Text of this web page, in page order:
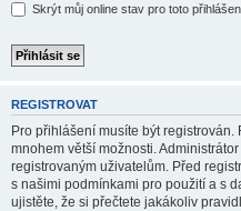
Skrýt můj online stav pro toto
REGISTROVAT
Pro přihlášení musíte být
mnohem větší možnosti.
registrovaným uživatelům. Před
s našimi podmínkami pro použití a s
ujistěte, že si přečtete jakákoliv